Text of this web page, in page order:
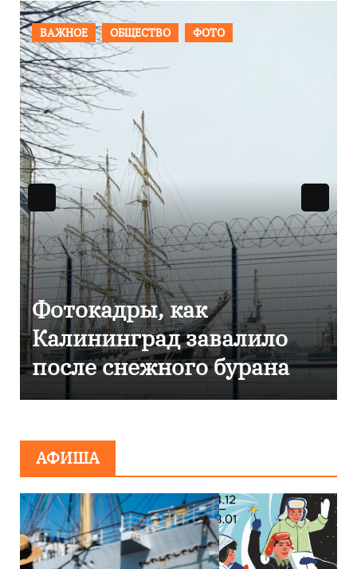
бурана
ПРОИСШЕСТВИЯ
Фоторепортаж
Калининграде
эвакуировали ТЦ
сообщения о
АФИША